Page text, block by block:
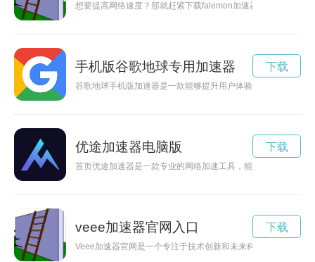
想要提高网络速度？那就赶紧下载falemon加速器吧！本文将为
手机版谷歌地球专用加速器
谷歌地球手机版加速器是一款能够提升用户体验的应用程序，
下载
优途加速器电脑版
首页优途加速器是一款专业的网络加速工具，能够帮助用户快
下载
veee加速器官网入口
Veee加速器官网是一个专注于技术创新和未来科技的平台，通
下载